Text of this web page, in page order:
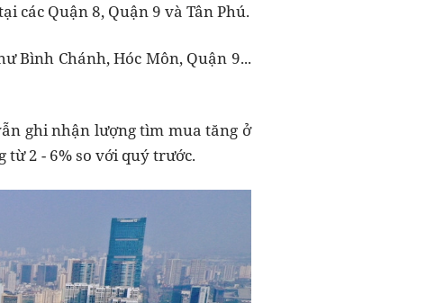
các Quận 8, Quận 9 và Tân Phú.
Bình Chánh, Hóc Môn, Quận 9...
ghi nhận lượng tìm mua tăng ở
từ 2 - 6% so với quý trước.